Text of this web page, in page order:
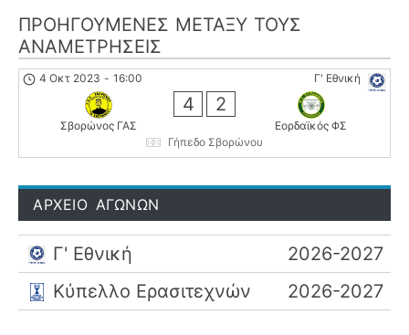
ΠΡΟΗΓΟΎΜΕΝΕΣ ΜΕΤΑΞΎ ΤΟΥΣ
ΑΝΑΜΕΤΡΉΣΕΙΣ
Γ' Εθνική
4 Οκτ 2023 - 16:00
Σβορώνος ΓΑΣ
4 2
Εορδαϊκός ΦΣ
Γήπεδο Σβορώνου
ΑΡΧΕΙΟ ΑΓΩΝΩΝ
Γ' Εθνική
2026-2027
Κύπελλο Ερασιτεχνών
2026-2027